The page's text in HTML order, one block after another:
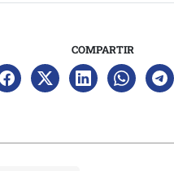
COMPARTIR